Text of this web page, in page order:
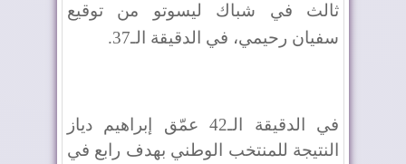
ثالث في شباك ليسوتو من توقيع
سفيان رحيمي، في الدقيقة الـ37
.
في الدقيقة الـ42 عمّق إبراهيم دياز
النتيجة للمنتخب الوطني بهدف رابع في